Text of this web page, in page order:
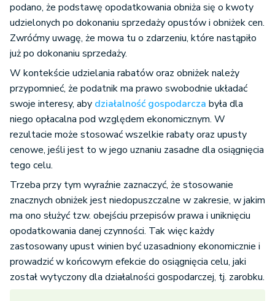
podano, że podstawę opodatkowania obniża się o kwoty
udzielonych po dokonaniu sprzedaży opustów i obniżek cen.
Zwróćmy uwagę, że mowa tu o zdarzeniu, które nastąpiło
już po dokonaniu sprzedaży.
W kontekście udzielania rabatów oraz obniżek należy
przypomnieć, że podatnik ma prawo swobodnie układać
swoje interesy, aby działalność gospodarcza była dla
niego opłacalna pod względem ekonomicznym. W
rezultacie może stosować wszelkie rabaty oraz upusty
cenowe, jeśli jest to w jego uznaniu zasadne dla osiągnięcia
tego celu.
Trzeba przy tym wyraźnie zaznaczyć, że stosowanie
znacznych obniżek jest niedopuszczalne w zakresie, w jakim
ma ono służyć tzw. obejściu przepisów prawa i uniknięciu
opodatkowania danej czynności. Tak więc każdy
zastosowany upust winien być uzasadniony ekonomicznie i
prowadzić w końcowym efekcie do osiągnięcia celu, jaki
został wytyczony dla działalności gospodarczej, tj. zarobku.